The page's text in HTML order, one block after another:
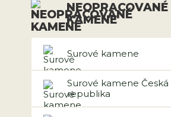
NEOPRACOVANÉ
KAMENE
Surové kamene
Surové kamene Česká
republika